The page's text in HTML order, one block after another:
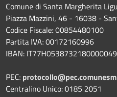
Comune di Santa Margherita
Piazza Mazzini, 46 - 16038 -
Codice Fiscale: 00854480100
Partita IVA: 00172160996
IBAN:
PEC:
Centralino Unico: 0185 2051